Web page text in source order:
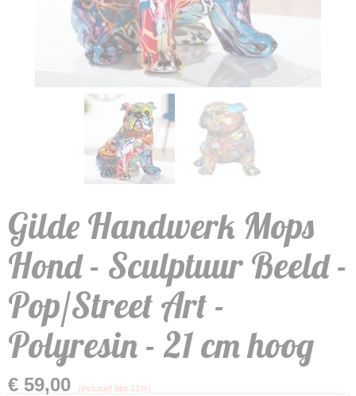
Gilde Handwerk Mops
Hond - Sculptuur Beeld -
Pop/Street Art -
Polyresin - 21 cm hoog
€ 59,00 (inclusief btw 21%)